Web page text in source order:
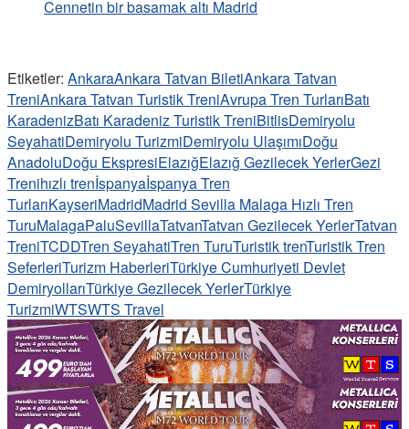
Cennetin bir basamak altı Madrid
Etiketler: AnkaraAnkara Tatvan BiletiAnkara Tatvan
TreniAnkara Tatvan Turistik TreniAvrupa Tren TurlarıBatı
KaradenizBatı Karadeniz Turistik TreniBitlisDemiryolu
SeyahatiDemiryolu TurizmiDemiryolu UlaşımıDoğu
AnadoluDoğu EkspresiElazığElazığ Gezilecek YerlerGezi
Trenihızlı trenİspanyaİspanya Tren
TurlarıKayseriMadridMadrid Sevilla Malaga Hızlı Tren
TuruMalagaPaluSevillaTatvanTatvan Gezilecek YerlerTatvan
TreniTCDDTren SeyahatiTren TuruTuristik trenTuristik Tren
SeferleriTurizm HaberleriTürkiye Cumhuriyeti Devlet
DemiryollarıTürkiye Gezilecek YerlerTürkiye
TurizmiWTSWTS Travel